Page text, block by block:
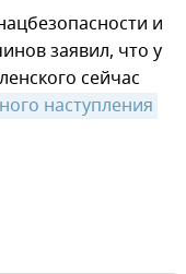
и
заявил, что у
сейчас
наступления